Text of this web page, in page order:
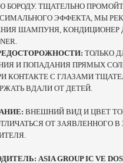
БОРОДУ. ТЩАТЕЛЬНО
ЭФФЕКТА, МЫ
ШАМПУНЯ, КОНДИЦИОНЕР
ТОЛЬКО
И ПОПАДАНИЯ ПРЯМЫХ
КОНТАКТЕ С ГЛАЗАМИ
ВДАЛИ ОТ ДЕТЕЙ.
ВНЕШНИЙ ВИД И ЦВЕТ
ОТ ЗАЯВЛЕННОГО
ASIA GROUP IC VE